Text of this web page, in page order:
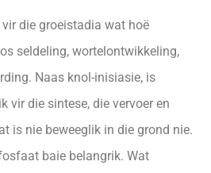
die groeistadia wat hoë
seldeling, wortelontwikkeling,
Naas knol-inisiasie, is
vir die sintese, die vervoer en
is nie beweeglik in die grond nie.
baie belangrik. Wat